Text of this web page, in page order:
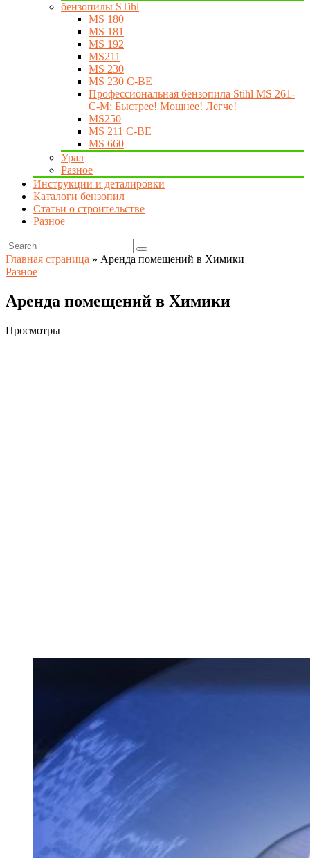
бензопилы STihl
MS 180
MS 181
MS 192
MS211
MS 230
MS 230 C-BE
Профессиональная бензопила Stihl MS 261-
C-M: Быстрее! Мощнее! Легче!
MS250
MS 211 C-BE
MS 660
Урал
Разное
Инструкции и деталировки
Каталоги бензопил
Статьи о строительстве
Разное
Главная страница » Аренда помещений в Химики
Разное
Аренда помещений в Химики
Просмотры